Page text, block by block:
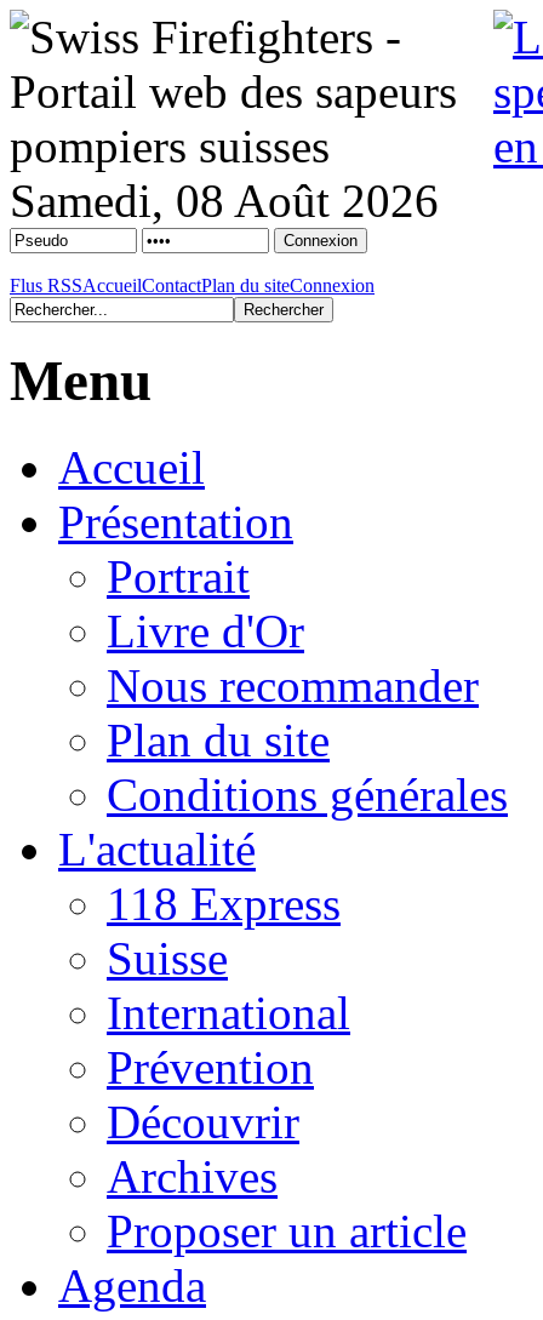
Samedi, 08 Août 2026
Flus RSSAccueilContactPlan du siteConnexion
Menu
Accueil
Présentation
Portrait
Livre d'Or
Nous recommander
Plan du site
Conditions générales
L'actualité
118 Express
Suisse
International
Prévention
Découvrir
Archives
Proposer un article
Agenda